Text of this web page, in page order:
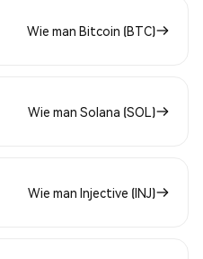
Wie man Bitcoin (BTC)
Wie man Solana (SOL)
Wie man Injective (INJ)